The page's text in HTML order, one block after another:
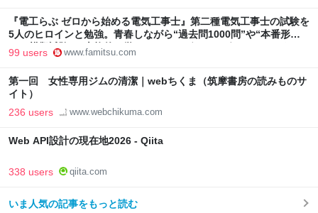
『電工らぶ ゼロから始める電気工事士』第二種電気工事士の試験を
5人のヒロインと勉強。青春しながら“過去問1000問”や“本番形式
CBT模擬試験”で本格的に学べるノベルゲーム | ゲーム・エンタメ
最新情報のファミ通.com
99 users www.famitsu.com
第一回 女性専用ジムの清潔｜webちくま（筑摩書房の読みものサ
イト）
236 users www.webchikuma.com
Web API設計の現在地2026 - Qiita
338 users qiita.com
いま人気の記事をもっと読む